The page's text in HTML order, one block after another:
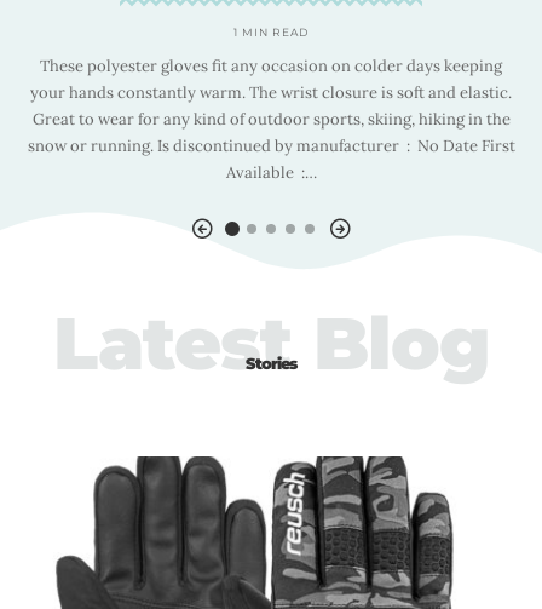
1 MIN READ
These polyester gloves fit any occasion on colder days keeping
your hands constantly warm. The wrist closure is soft and elastic.
Great to wear for any kind of outdoor sports, skiing, hiking in the
snow or running. Is discontinued by manufacturer ‏ : ‎ No Date First
Available ‏ :…
Stories
Latest Blog